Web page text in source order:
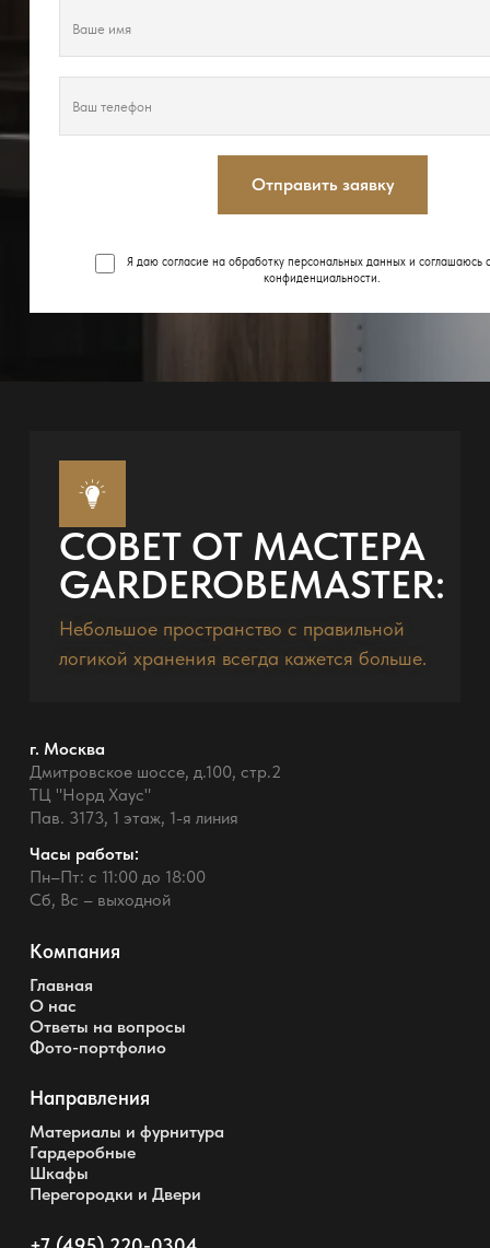
Отправить заявку
Я даю согласие на обработку персональных данных и соглашаюсь
конфиденциальности
СОВЕТ ОТ МАСТЕРА
GARDEROBEMASTER:
Небольшое пространство с правильной
логикой хранения всегда кажется больше.
г. Москва
Дмитровское шоссе, д.100, стр.2
ТЦ "Норд Хаус"
Пав. 3173, 1 этаж, 1-я линия
Часы работы:
Пн–Пт: с 11:00 до 18:00
Сб, Вс – выходной
Компания
Главная
О нас
Ответы на вопросы
Фото-портфолио
Направления
Материалы и фурнитура
Гардеробные
Шкафы
Перегородки и Двери